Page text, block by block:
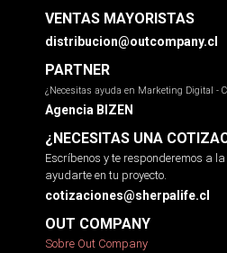
VENTAS MAYORISTAS
distribucion@outcompany.cl
PARTNER
¿Necesitas ayuda en Marketing Digital -
Agencia BIZEN
¿NECESITAS UNA
Escríbenos y te responderemos a
ayudarte en tu proyecto.
cotizaciones@sherpalife.cl
OUT COMPANY
Sobre Out Company